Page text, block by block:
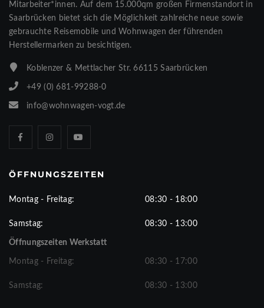
Mitarbeiter*innen. Auf dem 15.000qm großen Firmenstandort in
Saarbrücken bietet sich die Möglichkeit zahlreiche neue sowie
gebrauchte Reisemobile und Wohnwagen der führenden
Herstellermarken zu besichtigen.
Koblenzer & Mettlacher Str. 66115 Saarbrücken
+49 (0) 681-99288-0
info@wohnwagen-vogt.de
ÖFFNUNGSZEITEN
Montag - Freitag: 08:30 - 18:00
Samstag: 08:30 - 13:00
Öffnungszeiten Werkstatt
Montag - Freitag: 08:30 - 17:00
Samstag: 08:30 - 13:00